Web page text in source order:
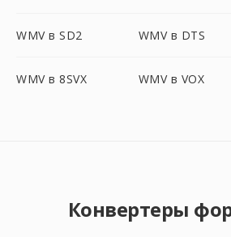
WMV в SD2 WMV в DTS
WMV в 8SVX WMV в VOX
Конвертеры